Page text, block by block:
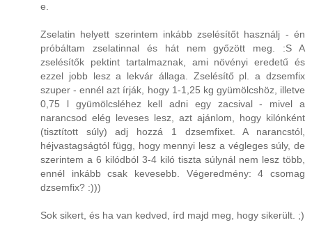
e.
Zselatin helyett szerintem inkább zselésítőt használj - én
próbáltam zselatinnal és hát nem győzött meg. :S A
zselésítők pektint tartalmaznak, ami növényi eredetű és
ezzel jobb lesz a lekvár állaga. Zselésítő pl. a dzsemfix
szuper - ennél azt írják, hogy 1-1,25 kg gyümölcshöz, illetve
0,75 l gyümölcsléhez kell adni egy zacsival - mivel a
narancsod elég leveses lesz, azt ajánlom, hogy kilónként
(tisztított súly) adj hozzá 1 dzsemfixet. A narancstól,
héjvastagságtól függ, hogy mennyi lesz a végleges súly, de
szerintem a 6 kilódból 3-4 kiló tiszta súlynál nem lesz több,
ennél inkább csak kevesebb. Végeredmény: 4 csomag
dzsemfix? :)))
Sok sikert, és ha van kedved, írd majd meg, hogy sikerült. ;)